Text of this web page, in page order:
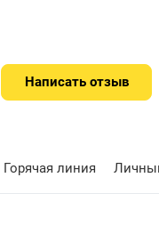
Написать отзыв
Горячая линия